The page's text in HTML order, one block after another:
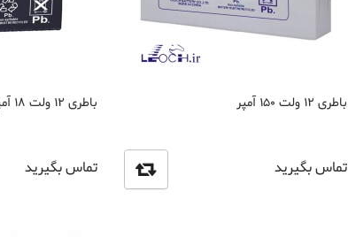
باطری 12 ولت 150 آمپر
تماس بگیرید
باطری 12 ولت 18 آمپر
تماس بگیرید